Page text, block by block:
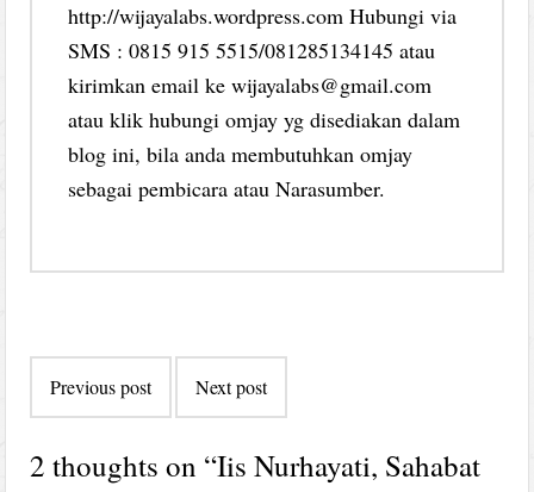
http://wijayalabs.wordpress.com Hubungi via
SMS : 0815 915 5515/081285134145 atau
kirimkan email ke wijayalabs@gmail.com
atau klik hubungi omjay yg disediakan dalam
blog ini, bila anda membutuhkan omjay
sebagai pembicara atau Narasumber.
navigation
Previous post Next post
2 thoughts on “Iis Nurhayati, Sahabat